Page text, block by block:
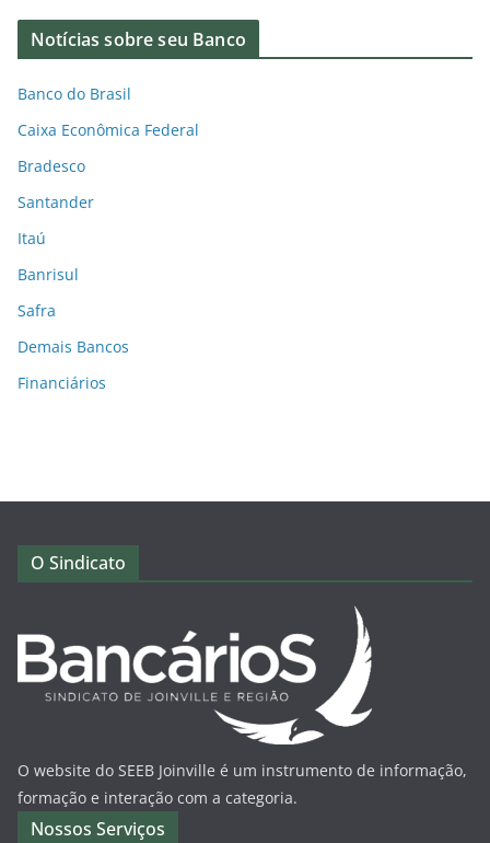
Notícias sobre seu Banco
Banco do Brasil
Caixa Econômica Federal
Bradesco
Santander
Itaú
Banrisul
Safra
Demais Bancos
Financiários
O Sindicato
O website do SEEB Joinville é um instrumento de informação,
formação e interação com a categoria.
Nossos Serviços